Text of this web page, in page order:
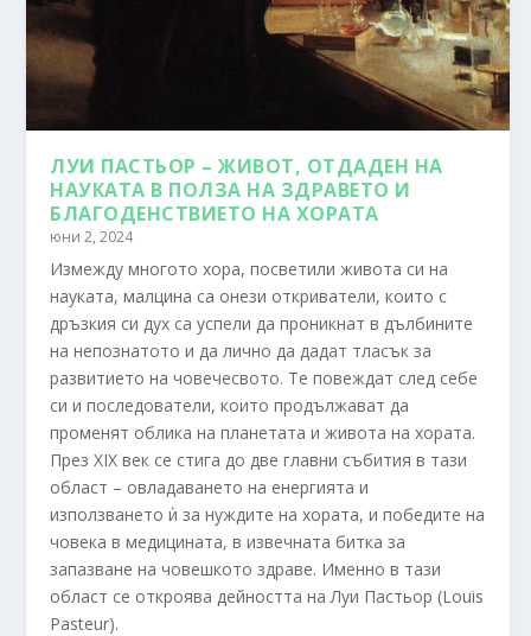
ЛУИ ПАСТЬОР – ЖИВОТ, ОТДАДЕН НА
НАУКАТА В ПОЛЗА НА ЗДРАВЕТО И
БЛАГОДЕНСТВИЕТО НА ХОРАТА
юни 2, 2024
Измежду многото хора, посветили живота си на
науката, малцина са онези откриватели, които с
дръзкия си дух са успели да проникнат в дълбините
на непознатото и да лично да дадат тласък за
развитието на човечесвото. Те повеждат след себе
си и последователи, които продължават да
променят облика на планетата и живота на хората.
През XIX век се стига до две главни събития в тази
област – овладаването на енергията и
използването ѝ за нуждите на хората, и победите на
човека в медицината, в извечната битка за
запазване на човешкото здраве. Именно в тази
област се откроява дейността на Луи Пастьор (Louis
Pasteur).